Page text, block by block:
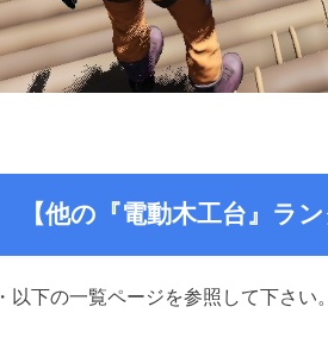
【他の『電動木工台』ラ
・以下の一覧ページを参照して下さい。